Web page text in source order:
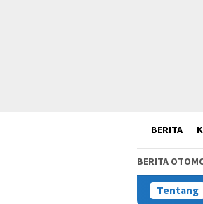
HOMEBERITA
BERITA
Tentang